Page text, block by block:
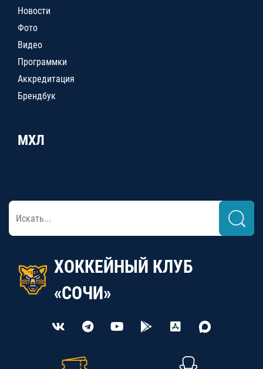
Новости
Фото
Видео
Программки
Аккредитация
Брендбук
МХЛ
ХОККЕЙНЫЙ КЛУБ
«СОЧИ»